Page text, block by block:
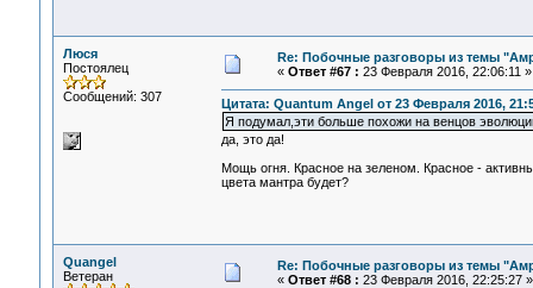
Люся
Постоялец
Сообщений: 307
Re: Побочные разговоры из темы
« Ответ #67 : 23 Февраля 2016, 22:06:11 »
Цитата: Quantum Angel от 23 Февраля 2016,
Я подумал,эти больше похожи на венцов
да, это да!
Мощь огня. Красное на зеленом. Красное -
цвета мантра будет?
Quangel
Ветеран
Re: Побочные разговоры из темы
« Ответ #68 : 23 Февраля 2016, 22:25:27 »